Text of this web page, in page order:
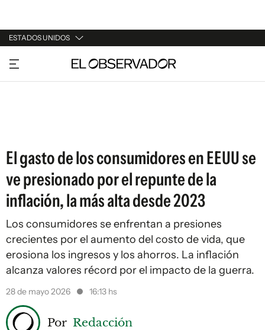
ESTADOS UNIDOS
URUGUAY
ARGENTINA
El gasto de los consumidores en EEUU se
ve presionado por el repunte de la
inflación, la más alta desde 2023
Los consumidores se enfrentan a presiones
crecientes por el aumento del costo de vida, que
erosiona los ingresos y los ahorros. La inflación
alcanza valores récord por el impacto de la guerra.
28 de mayo 2026 16:13 hs
Por Redacción